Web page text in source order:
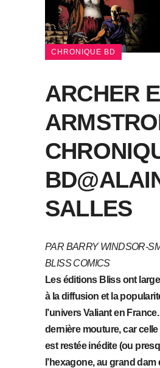
CHRONIQUE BD
ARCHER
SALLES
PAR BARRY WINDSOR-
BLISS COMICS
Les éditions Bliss ont
à la diffusion et la
l’univers Valiant en
dernière mouture, car
est restée inédite (ou
l’hexagone, au grand dam